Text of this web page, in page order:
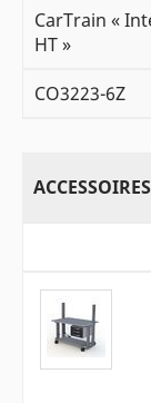
CarTrain «
HT »
CO3223-6Z